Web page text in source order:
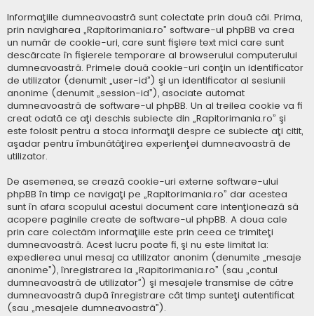
Informaţiile dumneavoastră sunt colectate prin două căi. Prima,
prin navigharea „Rapitorimania.ro” software-ul phpBB va crea
un număr de cookie-uri, care sunt fişiere text mici care sunt
descărcate în fişierele temporare al browserului computerului
dumneavoastră. Primele două cookie-uri conţin un identificator
de utilizator (denumit „user-id”) şi un identificator al sesiunii
anonime (denumit „session-id”), asociate automat
dumneavoastră de software-ul phpBB. Un al treilea cookie va fi
creat odată ce aţi deschis subiecte din „Rapitorimania.ro” şi
este folosit pentru a stoca informaţii despre ce subiecte aţi citit,
aşadar pentru îmbunătăţirea experienţei dumneavoastră de
utilizator.
De asemenea, se crează cookie-uri externe software-ului
phpBB în timp ce navigaţi pe „Rapitorimania.ro” dar acestea
sunt în afara scopului acestui document care intenţionează să
acopere paginile create de software-ul phpBB. A doua cale
prin care colectăm informaţiile este prin ceea ce trimiteţi
dumneavoastră. Acest lucru poate fi, şi nu este limitat la:
expedierea unui mesaj ca utilizator anonim (denumite „mesaje
anonime”), înregistrarea la „Rapitorimania.ro” (sau „contul
dumneavoastră de utilizator”) şi mesajele transmise de către
dumneavoastră după înregistrare cât timp sunteţi autentificat
(sau „mesajele dumneavoastră”).